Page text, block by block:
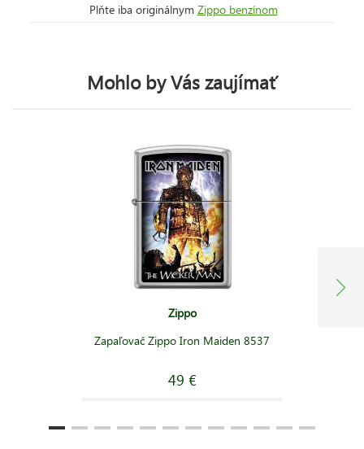
Plňte iba originálnym Zippo benzínom
Mohlo by Vás zaujímať
Zippo
Zapaľovač Zippo Iron Maiden 8537
49 €